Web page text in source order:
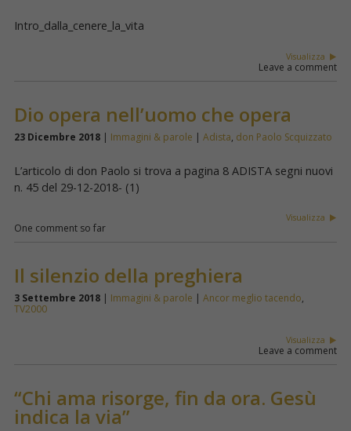
Intro_dalla_cenere_la_vita
Visualizza
Leave a comment
Dio opera nell’uomo che opera
23 Dicembre 2018| Immagini & parole | Adista, don Paolo Scquizzato
L’articolo di don Paolo si trova a pagina 8 ADISTA segni nuovi
n. 45 del 29-12-2018- (1)
Visualizza
One comment so far
Il silenzio della preghiera
3 Settembre 2018| Immagini & parole | Ancor meglio tacendo,
TV2000
Visualizza
Leave a comment
“Chi ama risorge, fin da ora. Gesù
indica la via”